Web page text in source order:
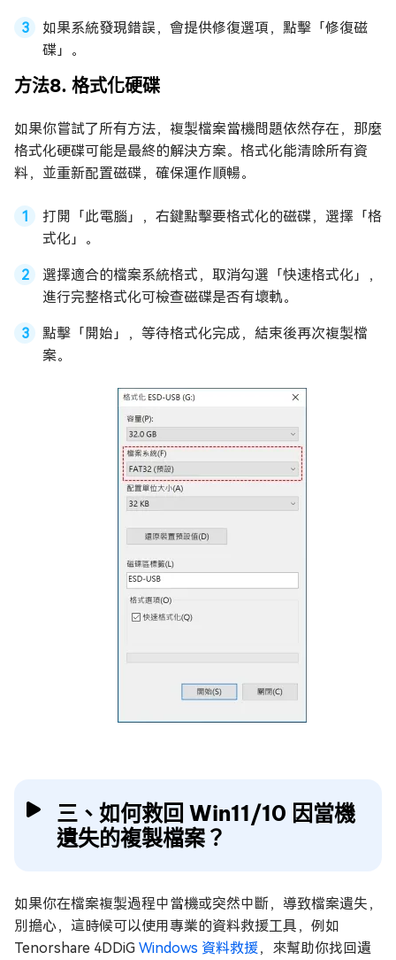
如果系統發現錯誤，會提供修復選項，點擊「修復磁
碟」。
方法8. 格式化硬碟
如果你嘗試了所有方法，複製檔案當機問題依然存在，那麼
格式化硬碟可能是最終的解決方案。格式化能清除所有資
料，並重新配置磁碟，確保運作順暢。
打開「此電腦」，右鍵點擊要格式化的磁碟，選擇「格
式化」。
選擇適合的檔案系統格式，取消勾選「快速格式化」，
進行完整格式化可檢查磁碟是否有壞軌。
點擊「開始」，等待格式化完成，結束後再次複製檔
案。
三、如何救回 Win11/10 因當機
遺失的複製檔案？
如果你在檔案複製過程中當機或突然中斷，導致檔案遺失，
別擔心，這時候可以使用專業的資料救援工具，例如
Tenorshare 4DDiG Windows 資料救援，來幫助你找回遺